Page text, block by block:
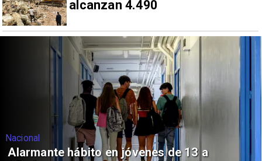
alcanzan 4.490
Nacional
Alarmante hábito en jóvenes de 13 a